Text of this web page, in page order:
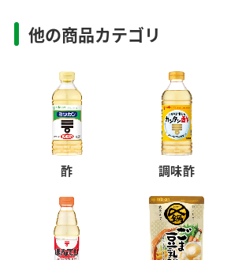
他の商品カテゴリ
酢 調味酢